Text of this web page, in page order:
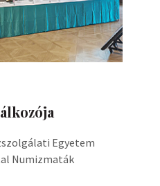
Egyetem
Numizmaták